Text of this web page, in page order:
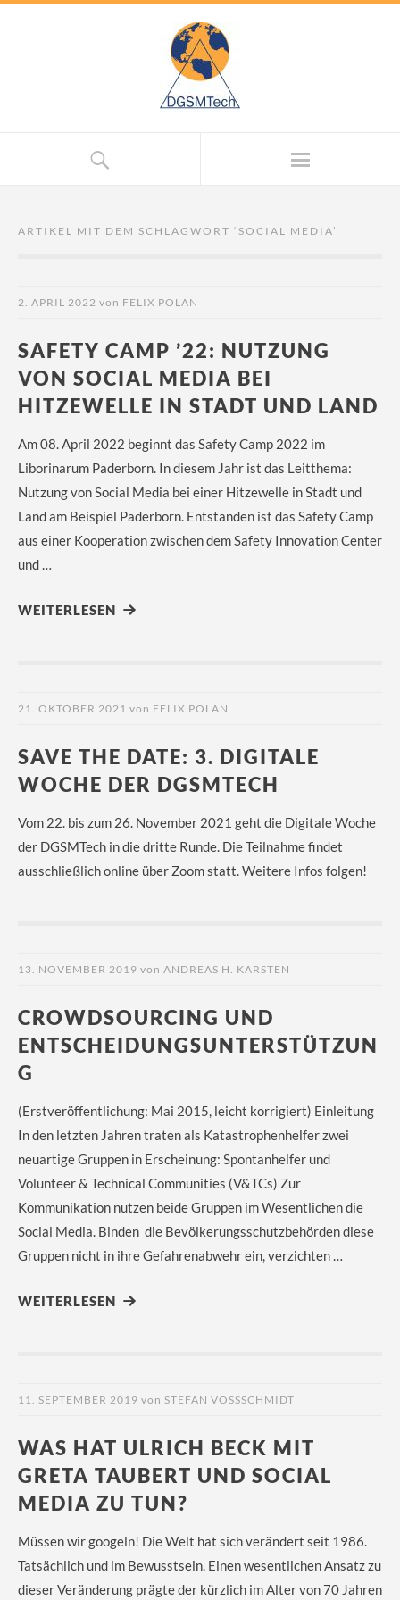
ARTIKEL MIT DEM SCHLAGWORT ‘ SOCIAL MEDIA’
2. APRIL 2022 von FELIX POLAN
SAFETY CAMP ’22: NUTZUNG
VON SOCIAL MEDIA BEI
HITZEWELLE IN STADT UND LAND
Am 08. April 2022 beginnt das Safety Camp 2022 im
Liborinarum Paderborn. In diesem Jahr ist das Leitthema:
Nutzung von Social Media bei einer Hitzewelle in Stadt und
Land am Beispiel Paderborn. Entstanden ist das Safety Camp
aus einer Kooperation zwischen dem Safety Innovation Center
und …
WEITERLESEN
21. OKTOBER 2021 von FELIX POLAN
SAVE THE DATE: 3. DIGITALE
WOCHE DER DGSMTECH
Vom 22. bis zum 26. November 2021 geht die Digitale Woche
der DGSMTech in die dritte Runde. Die Teilnahme findet
ausschließlich online über Zoom statt. Weitere Infos folgen!
13. NOVEMBER 2019 von ANDREAS H. KARSTEN
CROWDSOURCING UND
ENTSCHEIDUNGSUNTERSTÜTZUN
G
(Erstveröffentlichung: Mai 2015, leicht korrigiert) Einleitung
In den letzten Jahren traten als Katastrophenhelfer zwei
neuartige Gruppen in Erscheinung: Spontanhelfer und
Volunteer & Technical Communities (V&TCs) Zur
Kommunikation nutzen beide Gruppen im Wesentlichen die
Social Media. Binden die Bevölkerungsschutzbehörden diese
Gruppen nicht in ihre Gefahrenabwehr ein, verzichten …
WEITERLESEN
11. SEPTEMBER 2019 von STEFAN VOSSSCHMIDT
WAS HAT ULRICH BECK MIT
GRETA TAUBERT UND SOCIAL
MEDIA ZU TUN?
Müssen wir googeln! Die Welt hat sich verändert seit 1986.
Tatsächlich und im Bewusstsein. Einen wesentlichen Ansatz zu
dieser Veränderung prägte der kürzlich im Alter von 70 Jahren